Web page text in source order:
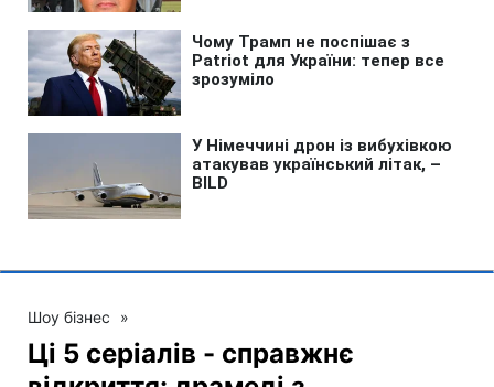
Шоу бізнес »
Ці 5 серіалів - справжнє